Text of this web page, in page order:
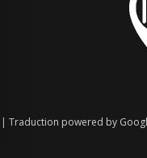
Traduction powered by